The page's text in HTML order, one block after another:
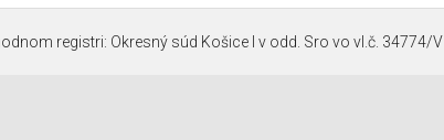
registri: Okresný súd Košice I v odd. Sro vo vl.č. 34774/V